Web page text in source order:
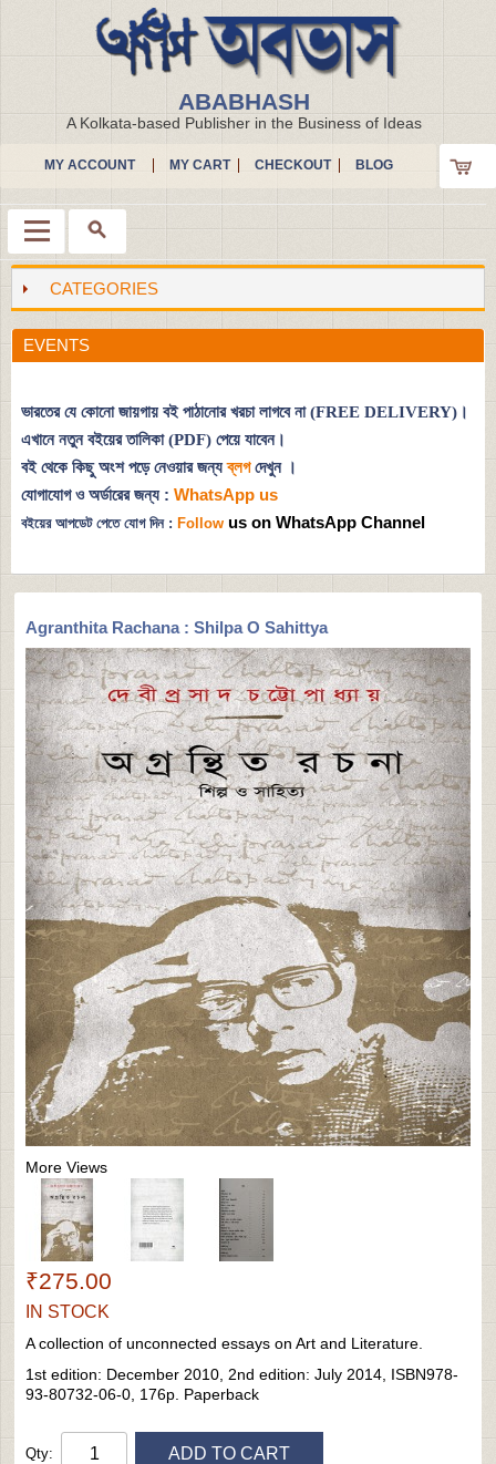
ABABHASH
A Kolkata-based Publisher in the Business of Ideas
MY ACCOUNT MY CART CHECKOUT BLOG
MenuCATEGORIES
EVENTS
ভারতের যে কোনো জায়গায় বই পাঠানোর খরচা লাগবে না (FREE DELIVERY)।
এখানে নতুন বইয়ের তালিকা (PDF) পেয়ে যাবেন।
বই থেকে কিছু অংশ পড়ে নেওয়ার জন্যব্লগদেখুন ।
যোগাযোগ ও অর্ডারের জন্য : WhatsApp us
বইয়ের আপডেট পেতে যোগ দিন : Follow us on WhatsApp Channel
Agranthita Rachana : Shilpa O Sahittya
More Views
₹275.00
IN STOCK
A collection of unconnected essays on Art and Literature.
1st edition: December 2010, 2nd edition: July 2014, ISBN978-
93-80732-06-0, 176p. Paperback
Qty: ADD TO CART